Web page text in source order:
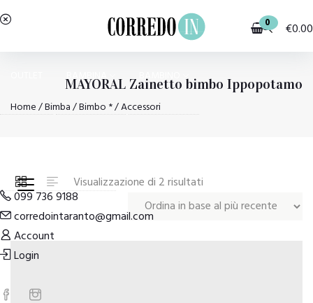
0 €0.00
BAMBINA BAMBINO
099 736 9188
corredointaranto@gmail.com
Account
Login
MAYORAL Zainetto bimbo Ippopotamo
Home/Bimba/Bimbo */ Accessori
Visualizzazione di 2 risultati
in